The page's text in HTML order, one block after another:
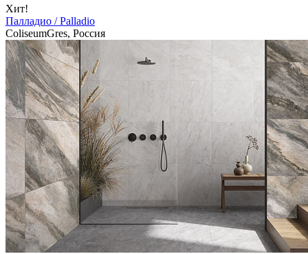
Хит!
Палладио / Palladio
ColiseumGres, Россия